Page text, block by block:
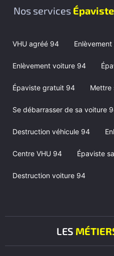
Nos services
VHU agréé 94
Enlèvement voiture 94
Épaviste gratuit 94 Mettre
Se débarrasser de sa voiture
Destruction véhicule 94
Centre VHU 94 Épaviste
Destruction voiture 94
LES